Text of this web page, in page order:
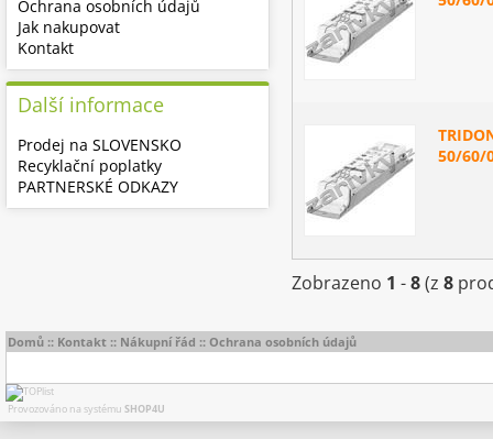
50/60/
Zobrazeno 1 -8(z 8
Ochrana osobních údajů
Jak nakupovat
Kontakt
Další informace
Prodej na SLOVENSKO
Recyklační poplatky
PARTNERSKÉ ODKAZY
Domů :: Kontakt :: Nákupní řád :: Ochrana osobních údajů
Provozováno na systému SHOP4U